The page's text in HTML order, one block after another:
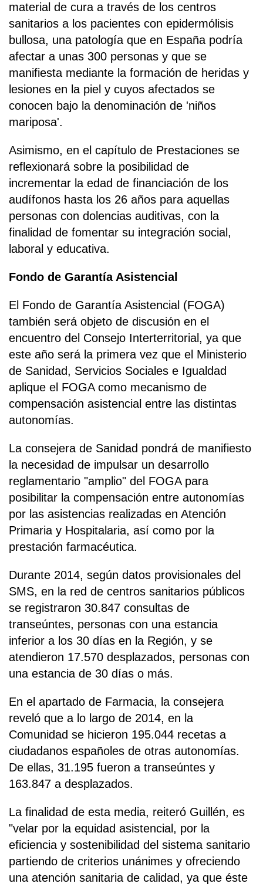
material de cura a través de los centros
sanitarios a los pacientes con epidermólisis
bullosa, una patología que en España podría
afectar a unas 300 personas y que se
manifiesta mediante la formación de heridas y
lesiones en la piel y cuyos afectados se
conocen bajo la denominación de 'niños
mariposa'.
Asimismo, en el capítulo de Prestaciones se
reflexionará sobre la posibilidad de
incrementar la edad de financiación de los
audífonos hasta los 26 años para aquellas
personas con dolencias auditivas, con la
finalidad de fomentar su integración social,
laboral y educativa.
Fondo de Garantía Asistencial
El Fondo de Garantía Asistencial (FOGA)
también será objeto de discusión en el
encuentro del Consejo Interterritorial, ya que
este año será la primera vez que el Ministerio
de Sanidad, Servicios Sociales e Igualdad
aplique el FOGA como mecanismo de
compensación asistencial entre las distintas
autonomías.
La consejera de Sanidad pondrá de manifiesto
la necesidad de impulsar un desarrollo
reglamentario "amplio" del FOGA para
posibilitar la compensación entre autonomías
por las asistencias realizadas en Atención
Primaria y Hospitalaria, así como por la
prestación farmacéutica.
Durante 2014, según datos provisionales del
SMS, en la red de centros sanitarios públicos
se registraron 30.847 consultas de
transeúntes, personas con una estancia
inferior a los 30 días en la Región, y se
atendieron 17.570 desplazados, personas con
una estancia de 30 días o más.
En el apartado de Farmacia, la consejera
reveló que a lo largo de 2014, en la
Comunidad se hicieron 195.044 recetas a
ciudadanos españoles de otras autonomías.
De ellas, 31.195 fueron a transeúntes y
163.847 a desplazados.
La finalidad de esta media, reiteró Guillén, es
"velar por la equidad asistencial, por la
eficiencia y sostenibilidad del sistema sanitario
partiendo de criterios unánimes y ofreciendo
una atención sanitaria de calidad, ya que éste